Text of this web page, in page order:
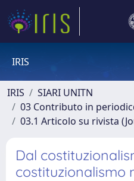
IRIS
IRIS
SIARI UNITN
03 Contributo in
03.1 Articolo su rivista
Dal
costituzionalismo